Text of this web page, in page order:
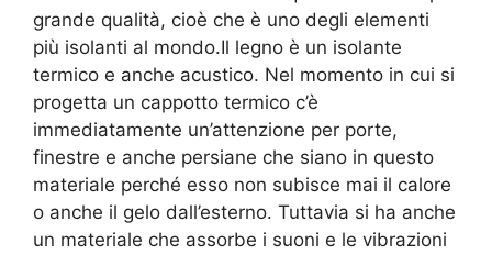
grande qualità, cioè che è uno degli elementi
più isolanti al mondo.Il legno è un isolante
termico e anche acustico. Nel momento in cui si
progetta un cappotto termico c’è
immediatamente un’attenzione per porte,
finestre e anche persiane che siano in questo
materiale perché esso non subisce mai il calore
o anche il gelo dall’esterno. Tuttavia si ha anche
un materiale che assorbe i suoni e le vibrazioni